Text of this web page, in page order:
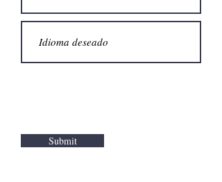
Submit